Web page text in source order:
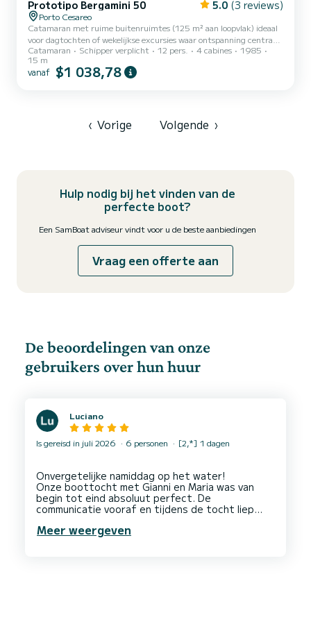
Prototipo Bergamini 50 5.0 (3 reviews)
Porto Cesareo
Catamaran met ruime buitenruimtes (125 m² aan loopvlak) ideaal
voor dagtochten of wekelijkse excursies waar ontspanning centraal
staat. Halve dag: We vertrekken om 10:00 uur en na een zeiltocht
maken we een zwemstop waarbij een aperitief van Apulische
producten met frisella leccese wordt geserveerd. Wijn of bier en
Catamaran Schipper verplicht 12 pers. 4 cabines
1985
15 m
vanaf $1 038,78
‹ Vorige Volgende ›
Hulp nodig bij het vinden van de
perfecte boot?
Een SamBoat adviseur vindt voor u de beste aanbiedingen
Vraag een offerte aan
De beoordelingen van onze
gebruikers over hun huur
Luciano
Is gereisd in juli 2026 6 personen [2,*] 1 dagen
Onvergetelijke namiddag op het water!
Onze boottocht met Gianni en Maria was van
begin tot eind absoluut perfect. De
communicatie vooraf en tijdens de tocht liep
vlekkeloos is verlopen. Ze hebben ons echt een
Meer weergeven